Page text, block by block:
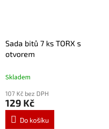
Sada bitů 7 ks TORX s
otvorem
Skladem
107 Kč bez DPH
129 Kč
Do košíku